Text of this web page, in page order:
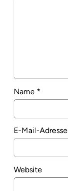
Name *
E-Mail-Adresse
Website